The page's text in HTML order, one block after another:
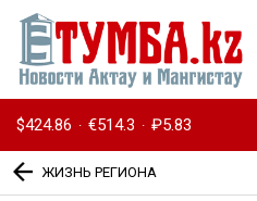
$424.86 · €514.3 · ₽5.83
ЖИЗНЬ РЕГИОНА